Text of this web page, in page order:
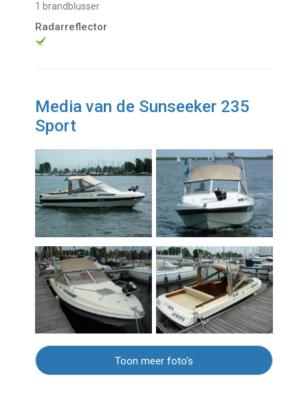
1 brandblusser
Radarreflector
Media van de Sunseeker 235
Sport
Toon meer foto's